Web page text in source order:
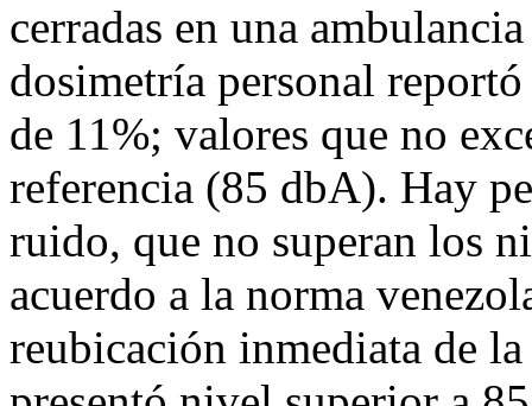
cerradas en una
dosimetría personal
de 11%; valores que no
referencia (85 dbA). Hay
ruido, que no superan los
acuerdo a la norma
reubicación inmediata de